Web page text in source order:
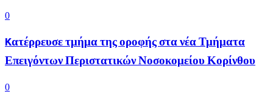
0
Kατέρρευσε τμήμα της οροφής στα νέα Τμήματα
Επειγόντων Περιστατικών Νοσοκομείου Κορίνθου
0